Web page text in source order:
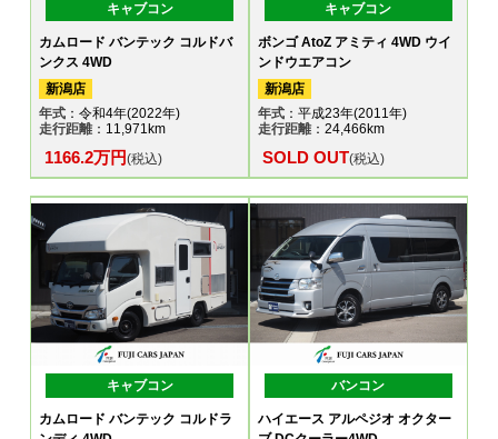
キャブコン
カムロード バンテック コルドバ
ンクス 4WD
新潟店
年式 ：令和4年(2022年)
走行距離：11,971km
1166.2万円(税込)
キャブコン
ボンゴ AtoZ アミティ 4WD ウイ
ンドウエアコン
新潟店
年式：平成23年(2011年)
走行距離：24,466km
SOLD OUT(税込)
キャブコン
カムロード バンテック コルドラ
バンコン
ハイエース アルペジオ オクター